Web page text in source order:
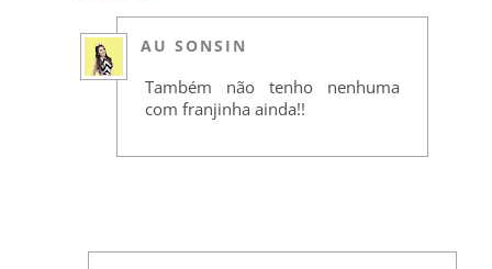
AU SONSIN
Também não tenho nenhuma
com franjinha ainda!!